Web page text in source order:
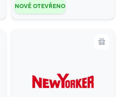
NOVĚ OTEVŘENO